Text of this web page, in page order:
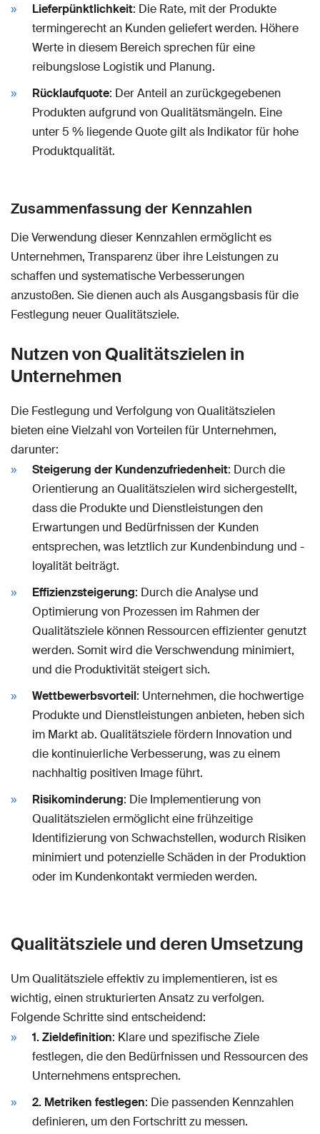
Lieferpünktlichkeit: Die Rate, mit der Produkte
termingerecht an Kunden geliefert werden. Höhere
Werte in diesem Bereich sprechen für eine
reibungslose Logistik und Planung.
Rücklaufquote: Der Anteil an zurückgegebenen
Produkten aufgrund von Qualitätsmängeln. Eine
unter 5 % liegende Quote gilt als Indikator für hohe
Produktqualität.
Zusammenfassung der Kennzahlen
Die Verwendung dieser Kennzahlen ermöglicht es
Unternehmen, Transparenz über ihre Leistungen zu
schaffen und systematische Verbesserungen
anzustoßen. Sie dienen auch als Ausgangsbasis für die
Festlegung neuer Qualitätsziele.
Nutzen von Qualitätszielen in
Unternehmen
Die Festlegung und Verfolgung von Qualitätszielen
bieten eine Vielzahl von Vorteilen für Unternehmen,
darunter:
Steigerung der Kundenzufriedenheit: Durch die
Orientierung an Qualitätszielen wird sichergestellt,
dass die Produkte und Dienstleistungen den
Erwartungen und Bedürfnissen der Kunden
entsprechen, was letztlich zur Kundenbindung und -
loyalität beiträgt.
Effizienzsteigerung: Durch die Analyse und
Optimierung von Prozessen im Rahmen der
Qualitätsziele können Ressourcen effizienter genutzt
werden. Somit wird die Verschwendung minimiert,
und die Produktivität steigert sich.
Wettbewerbsvorteil: Unternehmen, die hochwertige
Produkte und Dienstleistungen anbieten, heben sich
im Markt ab. Qualitätsziele fördern Innovation und
die kontinuierliche Verbesserung, was zu einem
nachhaltig positiven Image führt.
Risikominderung: Die Implementierung von
Qualitätszielen ermöglicht eine frühzeitige
Identifizierung von Schwachstellen, wodurch Risiken
minimiert und potenzielle Schäden in der Produktion
oder im Kundenkontakt vermieden werden.
Qualitätsziele und deren Umsetzung
Um Qualitätsziele effektiv zu implementieren, ist es
wichtig, einen strukturierten Ansatz zu verfolgen.
Folgende Schritte sind entscheidend:
1. Zieldefinition: Klare und spezifische Ziele
festlegen, die den Bedürfnissen und Ressourcen des
Unternehmens entsprechen.
2. Metriken festlegen: Die passenden Kennzahlen
definieren, um den Fortschritt zu messen.